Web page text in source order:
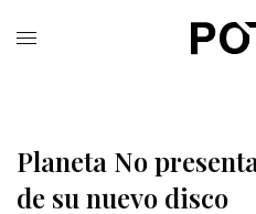
Planeta No
de su nuevo disco